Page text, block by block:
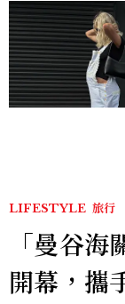
LIFESTYLE 旅行
「曼谷
開幕，攜